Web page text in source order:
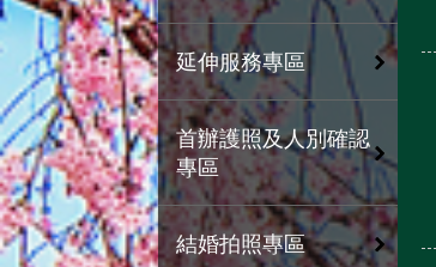
延伸服務專區
首辦護照及人別確認
專區
結婚拍照專區